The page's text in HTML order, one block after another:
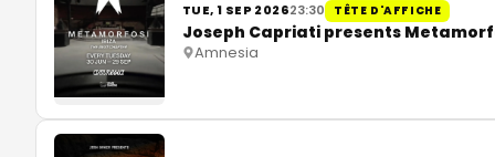
TUE, 1 SEP 202623:30 TÊTE D'AFFICHE
Joseph Capriati presents
Amnesia